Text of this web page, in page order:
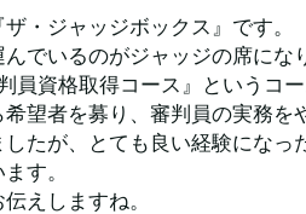
・ジャッジボックス』です。
でいるのがジャッジの席にな
員資格取得コース』というコ
望者を募り、審判員の実務を
たが、とても良い経験になっ
す。
えしますね。